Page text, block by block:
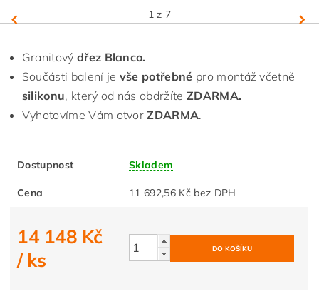
1 z 7
Granitový dřez Blanco.
Součásti balení je vše potřebné pro montáž včetně
silikonu, který od nás obdržíte ZDARMA.
Vyhotovíme Vám otvorZDARMA.
Dostupnost Skladem
Cena 11 692,56 Kč bez DPH
14 148 Kč
/ ks